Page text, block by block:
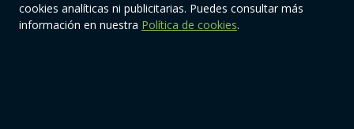
cookies analíticas ni publicitarias. Puedes consultar más
información en nuestra Política de cookies.